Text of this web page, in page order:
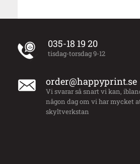
035-18 19 20
tisdag-torsdag 9-12
order@happyprint.se
Vi svarar så snart vi kan,
någon dag om vi har mycket
skyltverkstan